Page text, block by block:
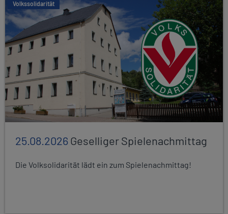
Volkssolidarität
25.08.2026Geselliger Spielenachmittag
Die Volksolidarität lädt ein zum Spielenachmittag!